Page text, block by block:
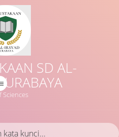
SD AL-
Sciences